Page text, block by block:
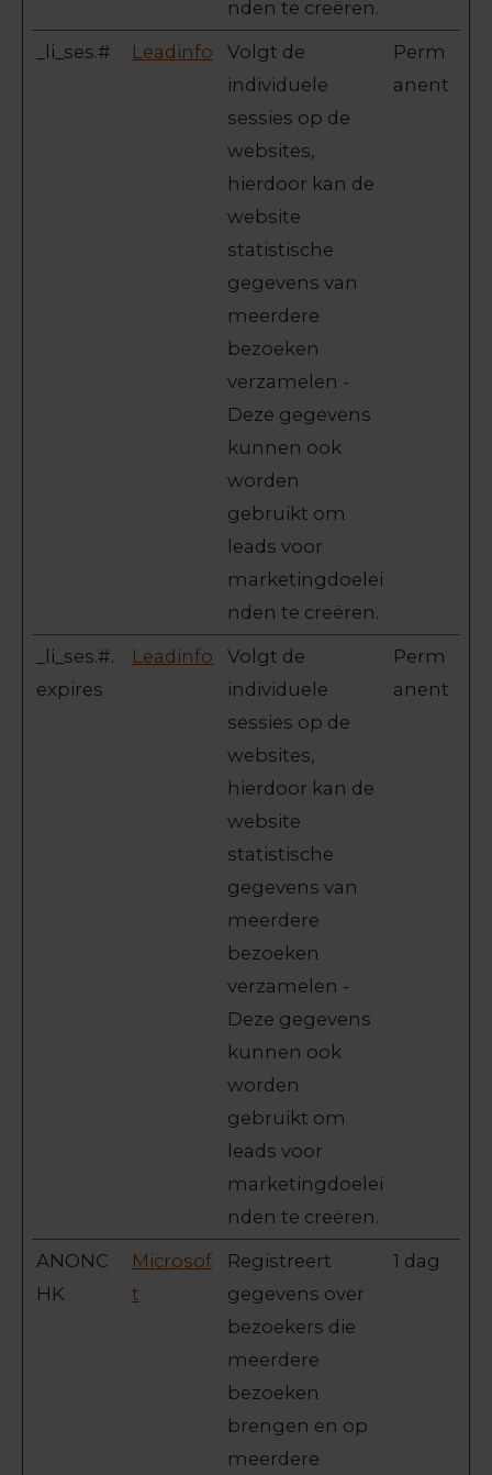
nden te creëren.
_li_ses.#
Leadinfo
Volgt de
individuele
sessies op de
websites,
hierdoor kan de
website
statistische
gegevens van
meerdere
bezoeken
verzamelen -
Deze gegevens
kunnen ook
worden
gebruikt om
leads voor
marketingdoelei
nden te creëren.
Perm
anent
_li_ses.#.
expires
Leadinfo
Volgt de
individuele
sessies op de
websites,
hierdoor kan de
website
statistische
gegevens van
meerdere
bezoeken
verzamelen -
Deze gegevens
kunnen ook
worden
gebruikt om
leads voor
marketingdoelei
nden te creëren.
Perm
anent
ANONC
HK
Microsof
t
Registreert
gegevens over
bezoekers die
meerdere
bezoeken
brengen en op
meerdere
1 dag